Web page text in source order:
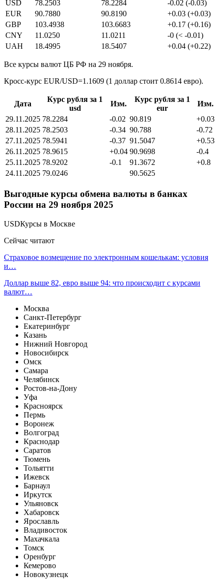
USD 78.2503 78.2284
-0.02 (-0.03)
EUR
90.7880 90.8190
+0.03 (+0.03)
GBP
103.4938 103.6683
+0.17 (+0.16)
CNY
11.0250 11.0211
-0 (< -0.01)
UAH
18.4995 18.5407 +0.04 (+0.22)
Все курсы валют ЦБ РФ на 29 ноября.
Кросс-курс EUR/USD=1.1609 (1 доллар стоит 0.8614 евро).
Дата
Курс рубля за 1
usd
Изм.
Курс рубля за 1
eur
Изм.
29.11.2025 78.2284 -0.02 90.819
+0.03
28.11.2025 78.2503 -0.34 90.788
-0.72
27.11.2025 78.5941 -0.37 91.5047
+0.53
26.11.2025 78.9615 +0.04 90.9698
-0.4
25.11.2025 78.9202 -0.1 91.3672
+0.8
24.11.2025 79.0246 90.5625
Выгодные курсы обмена валюты в банках
России на 29 ноября 2025
USDКурсы в Москве
Сейчас читают
Страховое возмещение по электронным кошелькам: условия
и…
Доллар выше 82, евро выше 94: что происходит с курсами
валют…
Москва
Санкт-Петербург
Екатеринбург
Казань
Нижний Новгород
Новосибирск
Омск
Самара
Челябинск
Ростов-на-Дону
Уфа
Красноярск
Пермь
Воронеж
Волгоград
Краснодар
Саратов
Тюмень
Тольятти
Ижевск
Барнаул
Иркутск
Ульяновск
Хабаровск
Ярославль
Владивосток
Махачкала
Томск
Оренбург
Кемерово
Новокузнецк